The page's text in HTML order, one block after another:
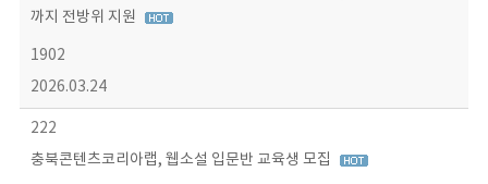
까지 전방위 지원
1902
2026.03.24
222
충북콘텐츠코리아랩, 웹소설 입문반 교육생 모집